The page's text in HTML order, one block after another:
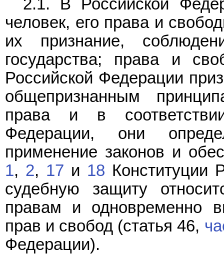
2.1. В Российской
человек, его права и
их признание,
государства; права и
Российской Федерации
общепризнанным
права и в
Федерации, они
применение законов и
1, 2, 17 и 18 Конституции
судебную защиту
правам и одновременно
прав и свобод (статья 46,
Федерации).